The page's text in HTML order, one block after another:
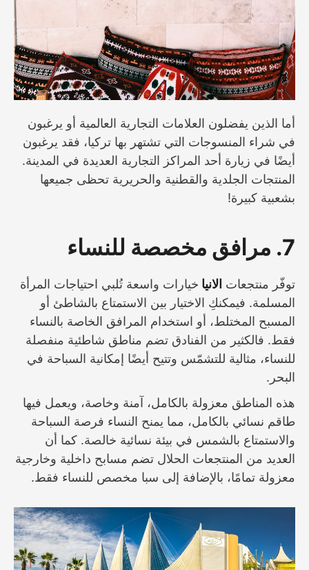
أما الذين يفضلون العلامات التجارية العالمية أو يرغبون
في شراء المنسوجات التي تشتهر بها تركيا، فقد يرغبون
أيضًا في زيارة أحد المراكز التجارية العديدة في المدينة.
المنتجات الجلدية والقطنية والحريرية تحظى جميعها
بشعبية كبيرة!
7. مرافق مخصصة للنساء
توفّر منتجعات الانيا خيارات واسعة تُلبي احتياجات المرأة
المسلمة. فيمكنكِ الاختيار بين الاستمتاع بالشاطئ أو
المسبح المختلط، أو استخدام المرافق الخاصة بالنساء
فقط. فالكثير من الفنادق تضم مناطق شاطئية منفصلة
للنساء، مثالية للتشمّس وتتيح أيضًا إمكانية السباحة في
البحر.
هذه المناطق معزولة بالكامل، آمنة وخاصة، ويعمل فيها
طاقم نسائي بالكامل، مما يمنح النساء فرصة السباحة
والاستمتاع بالشمس في بيئة نسائية خالصة. كما أن
العديد من المنتجعات الحلال تضم مسابح داخلية وخارجية
معزولة تمامًا، بالإضافة إلى سبا مخصص للنساء فقط.